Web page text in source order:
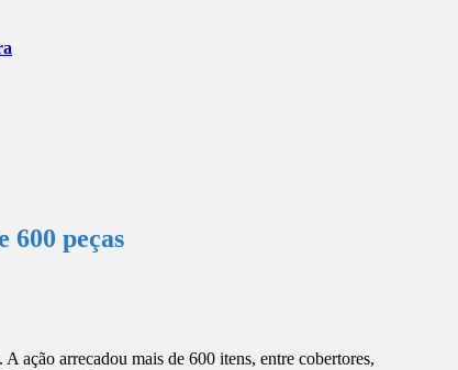
600 peças
ação arrecadou mais de 600 itens, entre cobertores,